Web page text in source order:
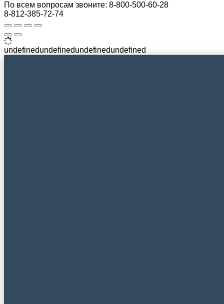
По всем вопросам звоните: 8-800-500-60-28
8-812-385-72-74
undefinedundefinedundefinedundefined